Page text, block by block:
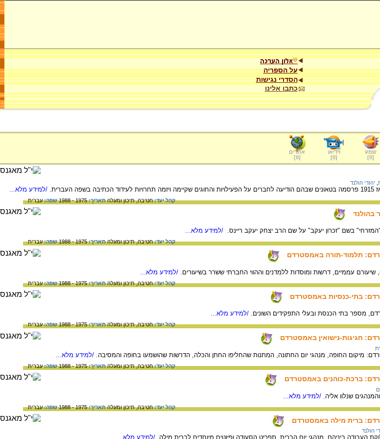
על הספריה
הסדרי נגישות
כתבו אלינו
שמע
[
0
]
וידיאו
[
0
]
אתרים
[
0
]
יהודי הולנד
/למידע מלא...
קהל יעד:חטיבה,תיכון ומעלהתאריך:1975 - 1988 שפה:עברית
בהולנד
/למידע מלא...
קהל יעד:חטיבה,תיכון ומעלהתאריך:1975 - 1988 שפה:עברית
תלמוד-תורה באמסטרדם
עממיים, דרשות ומוסדות ללמדנים וההווי החברתי ששרר בשיעורים. /למידע מלא...
קהל יעד:חטיבה,תיכון ומעלהתאריך:1975 - 1988 שפה:עברית
בתי-כנסיות באמסטרדם
מספר בתי הכנסת ובעלי התפקידים השונים. /למידע מלא...
קהל יעד:חטיבה,תיכון ומעלהתאריך:1975 - 1988 שפה:עברית
חגיגות-נישואין באמסטרדם
מיקום החופה, מנהגי יום החתונה, המתנות שהחליפו החתן והכלה, הדרשות שהושמעו בחופה והמסיבה. /למידע מלא...
קהל יעד:חטיבה,תיכון ומעלהתאריך:1975 - 1988 שפה:עברית
ברכת-כוהנים באמסטרדם
שנלוו אליה. /למידע מלא...
קהל יעד:חטיבה,תיכון ומעלהתאריך:1975 - 1988 שפה:עברית
ברית מילה באמסטרדם
הולנד
העבודה ביניהם, מנהגי יום הברית, תפריט הסעודה ופיוטים מיוחדים לברית מילה. /למידע מלא...